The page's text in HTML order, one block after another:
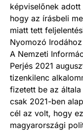
képviselőnek
hogy az írásbeli
miatt tett
Nyomozó
A Nemzeti
Perjés 2021
tizenkilenc
fizetett be az
csak 2021-ben
cél az volt, hogy
magyarországi